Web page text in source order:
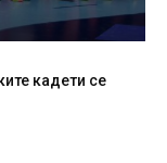
кадети се